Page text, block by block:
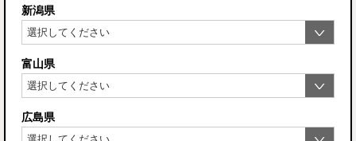
新潟県
富山県
広島県